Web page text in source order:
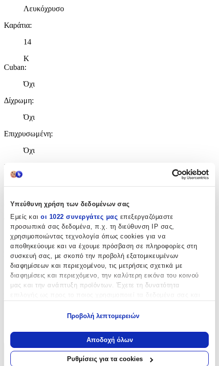
Υπεύθυνη χρήση των δεδομένων σας
Εμείς και οι 1022 συνεργάτες μας επεξεργαζόμαστε
προσωπικά σας δεδομένα, π.χ. τη διεύθυνση IP σας,
χρησιμοποιώντας τεχνολογία όπως cookies για να
αποθηκεύουμε και να έχουμε πρόσβαση σε πληροφορίες στη
συσκευή σας, με σκοπό την προβολή εξατομικευμένων
διαφημίσεων και περιεχομένου, τις μετρήσεις σχετικά με
διαφημίσεις και περιεχόμενο, την καλύτερη εικόνα του κοινού
μας και την ανάπτυξη προϊόντων. Έχετε τη δυνατότητα
Να συλλέξουμε πληροφορίες σχετικά με τη γεωγραφική
σας τοποθεσία, οι οποίες μπορεί να είναι ακριβείς σε
απόσταση μερικών μέτρων
Προβολή λεπτομερειών
Αποδοχή όλων
Ρυθμίσεις για τα cookies
Λευκόχρυσο
Καράτια:
14
Κ
Cuban:
Όχι
Δίχρωμη:
Όχι
Επιχρυσωμένη:
Όχι
Χρώμα Υλικού
Λεπτομέρειες
Τύπος:
Λαιμού
Μήκος:
45
cm
Χαρακτηριστικά